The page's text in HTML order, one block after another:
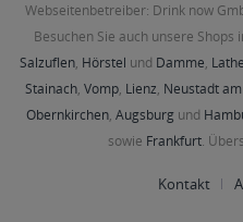
Webseitenbetreiber: Drink now
Besuchen Sie auch unsere Shops
Salzuflen, Hörstel und Damme,
Stainach, Vomp, Lienz, Neustadt
Obernkirchen, Augsburg und
sowie Frankfurt.
Kontakt